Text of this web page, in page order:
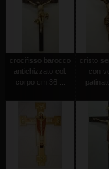
crocifisso barocco
antichizzato col.
corpo cm.36 ...
cristo
con